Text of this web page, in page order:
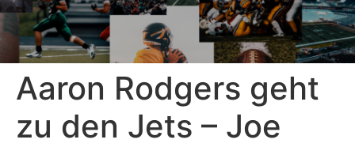
Aaron Rodgers geht
zu den Jets – Joe